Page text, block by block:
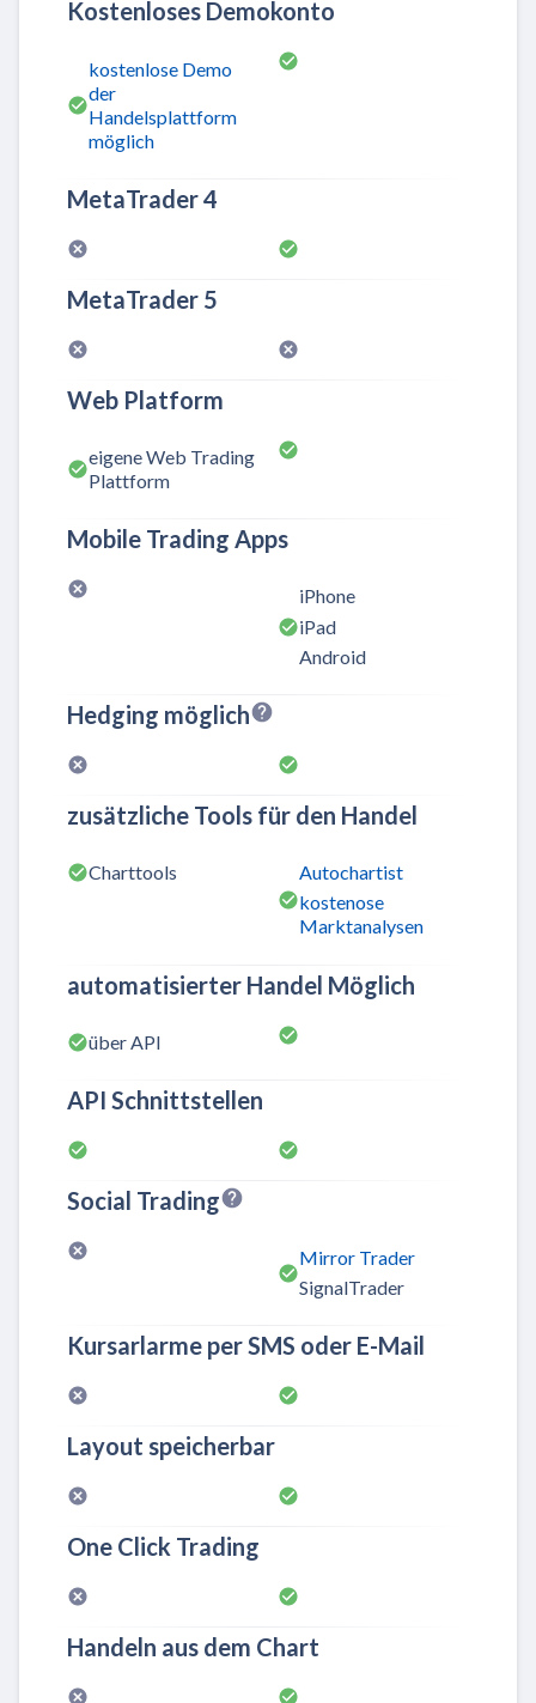
Kostenloses Demokonto
kostenlose Demo
der
Handelsplattform
möglich
MetaTrader 4
MetaTrader 5
Web Platform
eigene Web Trading
Plattform
Mobile Trading Apps
iPhone
iPad
Android
Hedging möglich
zusätzliche Tools für den Handel
Charttools
Autochartist
kostenose
Marktanalysen
automatisierter Handel Möglich
über API
API Schnittstellen
Social Trading
Mirror Trader
SignalTrader
Kursarlarme per SMS oder E-Mail
Layout speicherbar
One Click Trading
Handeln aus dem Chart